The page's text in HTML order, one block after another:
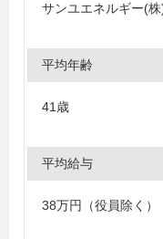
サンユエネルギー(株
平均年齢
41歳
平均給与
38万円（役員除く）